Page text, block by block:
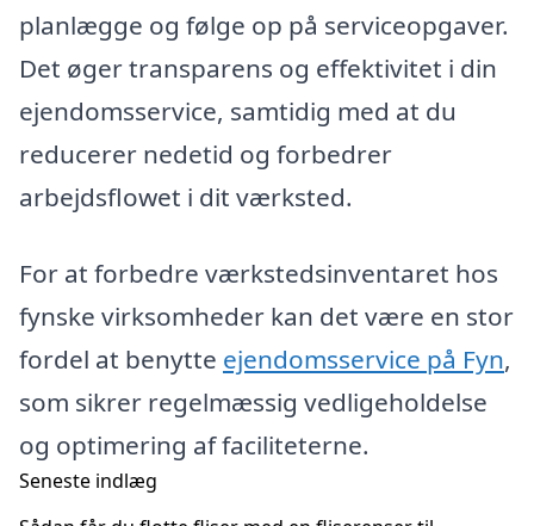
planlægge og følge op på serviceopgaver.
Det øger transparens og effektivitet i din
ejendomsservice, samtidig med at du
reducerer nedetid og forbedrer
arbejdsflowet i dit værksted.
For at forbedre værkstedsinventaret hos
fynske virksomheder kan det være en stor
fordel at benytte ejendomsservice på Fyn,
som sikrer regelmæssig vedligeholdelse
og optimering af faciliteterne.
Seneste indlæg